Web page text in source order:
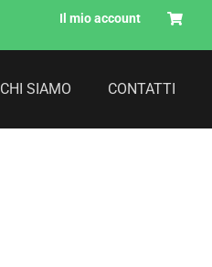
Il mio account
CHI SIAMO CONTATTI